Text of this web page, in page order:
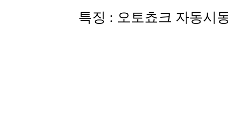
특징 : 오토쵸크 자동시